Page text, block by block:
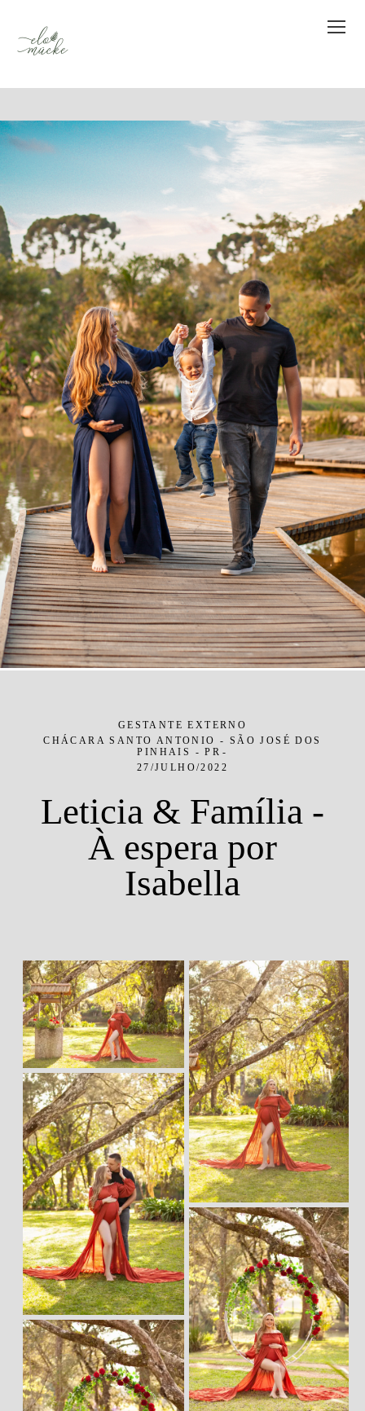
GESTANTE EXTERNO
CHÁCARA SANTO ANTONIO - SÃO JOSÉ DOS
PINHAIS - PR
27/JULHO/2022
Leticia & Família -
À espera por
Isabella